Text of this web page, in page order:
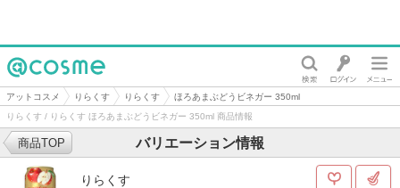
@cosme
アットコスメ りらくす りらくす
ほろあまぶどうビネガー 350ml
りらくす / りらくす ほろあまぶどうビネガー 350ml 商品情報
バリエーション情報
商品TOP
りらくす